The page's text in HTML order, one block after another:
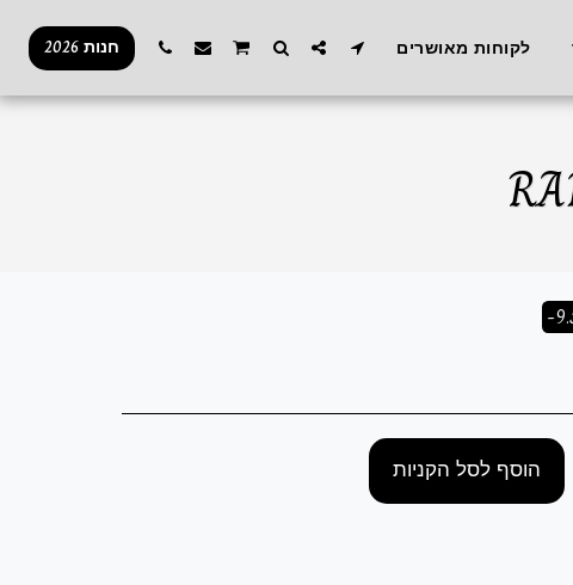
לקוחות מאושרים חנות 2026
-
הוסף לסל הקניות